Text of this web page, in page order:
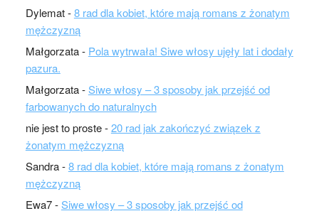
Dylemat-8 rad dla kobiet, które mają romans z żonatym
mężczyzną
Małgorzata- Pola wytrwała! Siwe włosy ujęły lat i dodały
pazura.
Małgorzata-Siwe włosy – 3 sposoby jak przejść od
farbowanych do naturalnych
nie jest to proste-20 rad jak zakończyć związek z
żonatym mężczyzną
Sandra-8 rad dla kobiet, które mają romans z żonatym
mężczyzną
Ewa7-Siwe włosy – 3 sposoby jak przejść od